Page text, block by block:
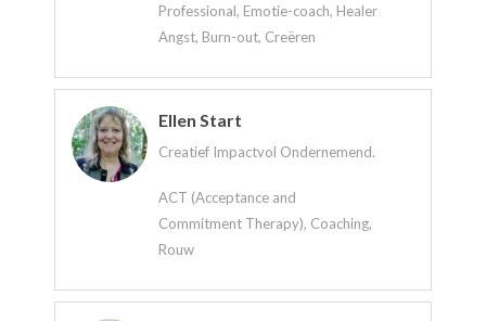
Professional, Emotie-coach, Healer
Angst, Burn-out, Creëren
Ellen Start
Creatief Impactvol Ondernemend.
ACT (Acceptance and
Commitment Therapy), Coaching,
Rouw